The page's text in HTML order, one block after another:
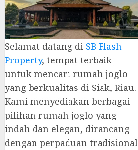
Selamat datang di SB Flash
Property, tempat terbaik
untuk mencari rumah joglo
yang berkualitas di Siak, Riau.
Kami menyediakan berbagai
pilihan rumah joglo yang
indah dan elegan, dirancang
dengan perpaduan tradisional